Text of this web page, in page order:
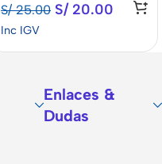
S/25.00 S/20.00
Inc IGV
Enlaces &
Dudas